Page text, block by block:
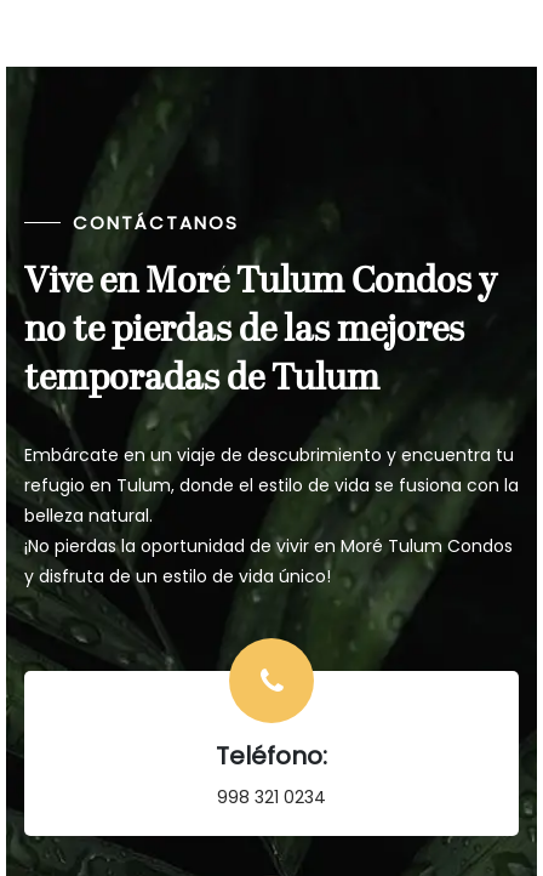
CONTÁCTANOS
Vive en Moré Tulum Condos y
no te pierdas de las mejores
temporadas de Tulum
Embárcate en un viaje de descubrimiento y encuentra tu
refugio en Tulum, donde el estilo de vida se fusiona con la
belleza natural.
¡No pierdas la oportunidad de vivir en Moré Tulum Condos
y disfruta de un estilo de vida único!
Teléfono:
998 321 0234